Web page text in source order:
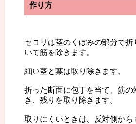
作り方
セロリは茎のくぼみの部分で折
いて筋を除きます。
細い茎と葉は取り除きます。
折った断面に包丁を当て、筋の
き、残りを取り除きます。
取りにくいときは、反対側から